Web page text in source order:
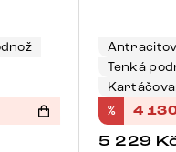
Tenká
% 4
5 229